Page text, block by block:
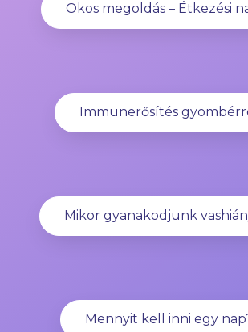
Okos megoldás – Étkezési
Immunerősítés
Mikor gyanakodjunk
Mennyit kell inni egy